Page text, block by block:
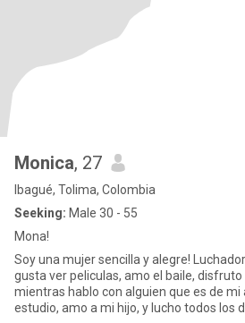
Monica, 27
Ibagué, Tolima, Colombia
Seeking: Male 30 - 55
Mona!
Soy una mujer sencilla y alegre!
gusta ver peliculas, amo el baile,
mientras hablo con alguien que es de
estudio, amo a mi hijo, y lucho todos los